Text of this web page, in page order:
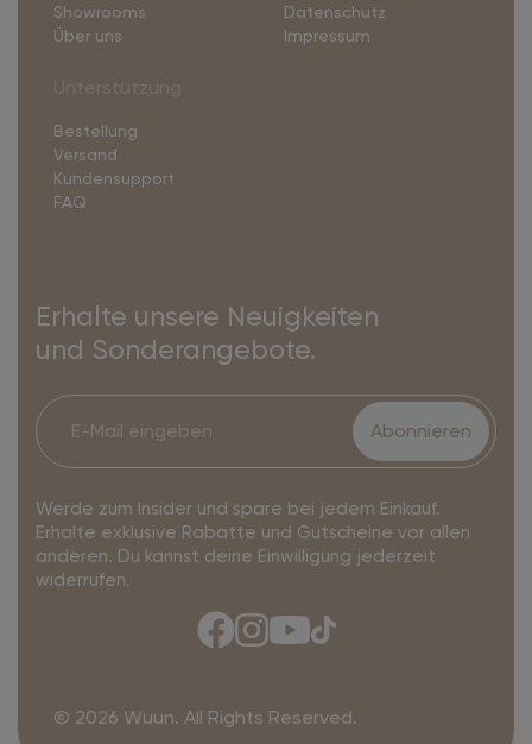
Showrooms
Über uns
Datenschutz
Impressum
Bestellung
Versand
Kundensupport
FAQ
Erhalte unsere Neuigkeiten
und Sonderangebote.
Abonnieren
Werde zum Insider und spare bei jedem Einkauf.
Erhalte exklusive Rabatte und Gutscheine vor allen
anderen. Du kannst deine Einwilligung jederzeit
widerrufen.
© 2026 Wuun. All Rights Reserved.